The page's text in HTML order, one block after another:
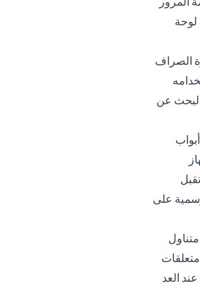
لوحة
الصراف
عن
على
العد